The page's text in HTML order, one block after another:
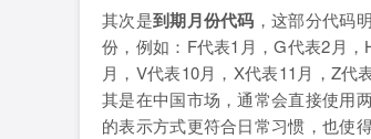
其次是到期月份代码 ，这部分代码
份，例如：F代表1月，G代表2月
月，V代表10月，X代表11月，Z代
其是在中国市场，通常会直接使用
的表示方式更符合日常习惯，也使